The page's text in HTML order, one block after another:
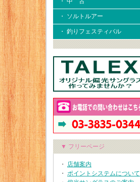
・ ソルトルアー
・ 釣りフェスティバル
▼ フリーページ
・ 店舗案内
・ ポイントシステムについて